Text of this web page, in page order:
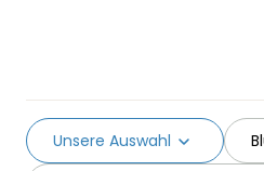
Unsere Auswahl